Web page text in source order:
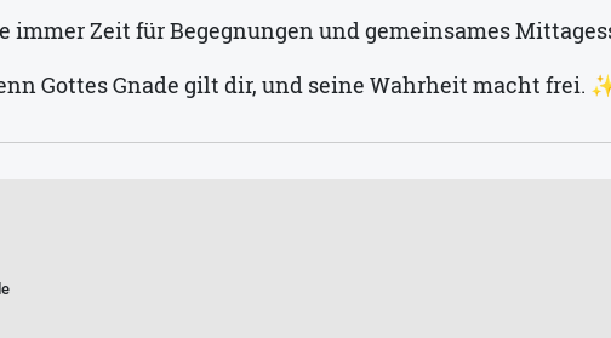
immer Zeit für Begegnungen und gemeinsames
Gottes Gnade gilt dir, und seine Wahrheit macht frei.